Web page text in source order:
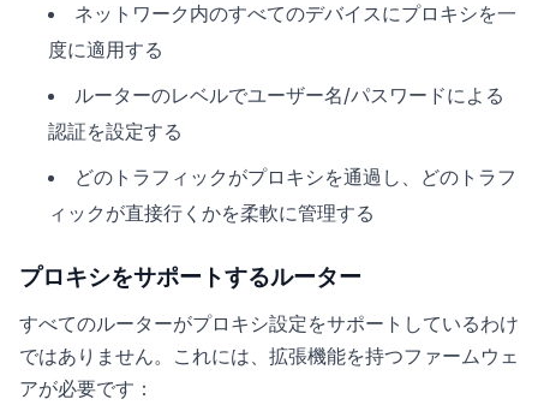
ネットワーク内のすべてのデバイスにプロキシを一
度に適用する
ルーターのレベルでユーザー名/パスワードによる
認証を設定する
どのトラフィックがプロキシを通過し、どのトラフ
ィックが直接行くかを柔軟に管理する
プロキシをサポートするルーター
すべてのルーターがプロキシ設定をサポートしているわけ
ではありません。これには、拡張機能を持つファームウェ
アが必要です：